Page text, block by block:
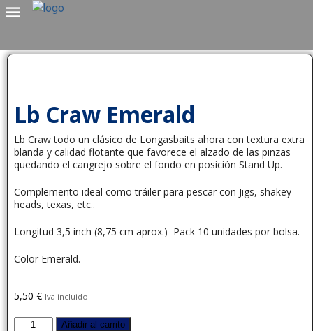
Lb Craw Emerald
Lb Craw todo un clásico de Longasbaits ahora con textura extra
blanda y calidad flotante que favorece el alzado de las pinzas
quedando el cangrejo sobre el fondo en posición Stand Up.
Complemento ideal como tráiler para pescar con Jigs, shakey
heads, texas, etc..
Longitud 3,5 inch (8,75 cm aprox.) Pack 10 unidades por bolsa.
Color Emerald.
5,50 € Iva incluido
Añadir al carrito